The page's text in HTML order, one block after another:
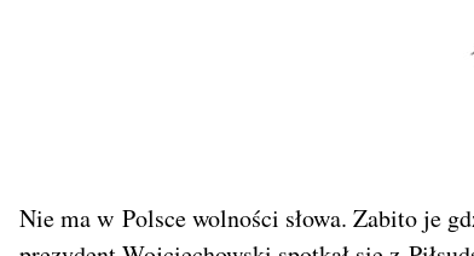
Nie ma w Polsce wolności słowa. Zabito je